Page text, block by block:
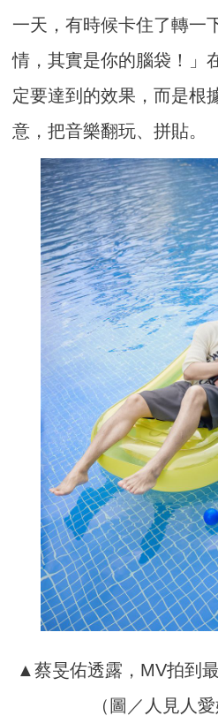
一天，有時候卡住了轉一
情，其實是你的腦袋！」
定要達到的效果，而是根
意，把音樂翻玩、拼貼。
▲蔡旻佑透露，MV拍到
（圖／人見人